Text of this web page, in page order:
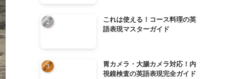
これは使える！コース料理の英
語表現マスターガイド
胃カメラ・大腸カメラ対応！内
視鏡検査の英語表現完全ガイド